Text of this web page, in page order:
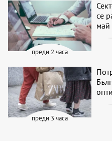
преди 2 часа
се
май
преди 3 часа